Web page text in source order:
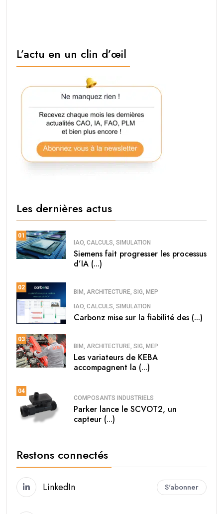
L’actu en un clin d’œil
Les dernières actus
01
IAO, CALCULS, SIMULATION
Siemens fait progresser les processus
d’IA (...)
02
BIM, ARCHITECTURE, SIG, MEP
IAO, CALCULS, SIMULATION
Carbonz mise sur la fiabilité des (...)
03
BIM, ARCHITECTURE, SIG, MEP
Les variateurs de KEBA
accompagnent la (...)
04
COMPOSANTS INDUSTRIELS
Parker lance le SCVOT2, un
capteur (...)
Restons connectés
LinkedIn S'abonner